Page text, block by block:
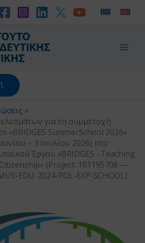
για τη συμμετοχή
«BRIDGES SummerSchool 2026»
– 3 Ιουλίου 2026) στο
Έργου «BRIDGES –Teaching
(Project: 101195708 —
EDU-2024-POL-EXP-SCHOOL)